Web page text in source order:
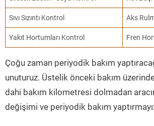
Sıvı Sızıntı Kontrol Aks
Yakıt Hortumları Kontrol Fren
Çoğu zaman periyodik bakım
unuturuz. Üstelik önceki bakım
dahi bakım kilometresi dolmadan
değişimi ve periyodik bakım